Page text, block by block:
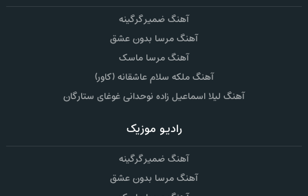
آهنگ ضمیر گرگینه
آهنگ مرسا بدون عشق
آهنگ مرسا ماسک
آهنگ ملکه سلام عاشقانه (کاور)
آهنگ لیلا اسماعیل زاده نوحدانی غوغای ستارگان
رادیو موزیک
آهنگ ضمیر گرگینه
آهنگ مرسا بدون عشق